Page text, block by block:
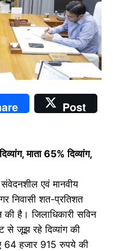
Post
माता 65% दिव्यांग,
एवं मानवीय
निवासी शत-प्रतिशत
की है। जिलाधिकारी सविन
जूझ रहे दिव्यांग की
64 हजार 915 रुपये की